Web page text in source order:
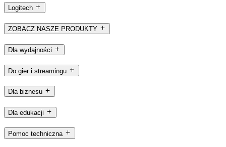
Logitech
ZOBACZ NASZE PRODUKTY
Dla wydajności
Do gier i streamingu
Dla biznesu
Dla edukacji
Pomoc techniczna